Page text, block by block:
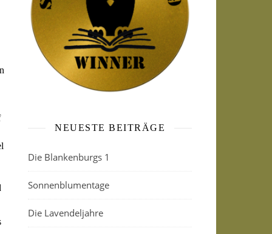
NEUESTE BEITRÄGE
Die Blankenburgs 1
Sonnenblumentage
Die Lavendeljahre